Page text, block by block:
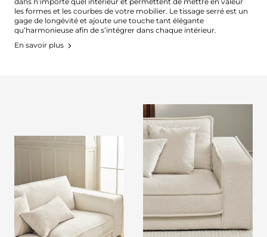
les formes et les courbes de votre mobilier. Le tissage serré est un
gage de longévité et ajoute une touche tant élégante
qu’harmonieuse afin de s’intégrer dans chaque intérieur.
En savoir plus